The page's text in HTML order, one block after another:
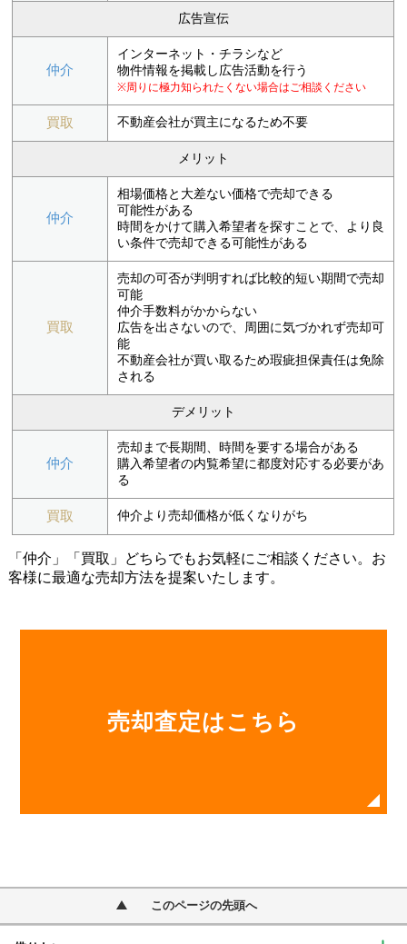
売却査定はこちら
このページの先頭へ